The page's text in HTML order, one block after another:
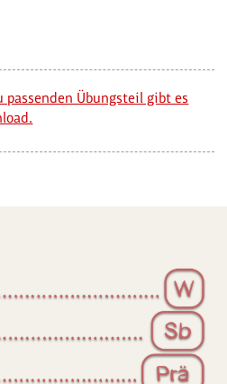
passenden Übungsteil gibt es